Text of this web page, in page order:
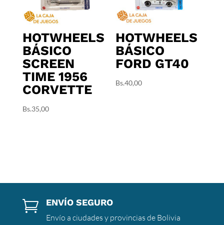
HOTWHEELS
BÁSICO
SCREEN
TIME 1956
CORVETTE
Bs.35,00
HOTWHEELS
BÁSICO
FORD GT40
Bs.40,00
 ENVÍO SEGURO
Envío a ciudades y provincias de Bolivia